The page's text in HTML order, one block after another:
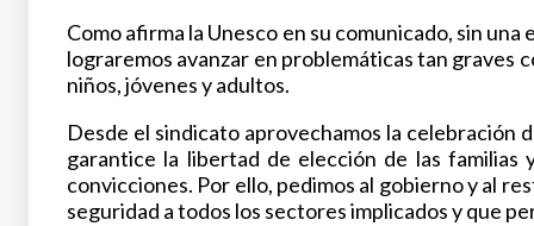
Como afirma la Unesco en su comunicado, sin
lograremos avanzar en problemáticas tan graves
niños, jóvenes y adultos.
Desde el sindicato aprovechamos la celebración
garantice la libertad de elección de las familias
convicciones. Por ello, pedimos al gobierno y al
seguridad a todos los sectores implicados y que